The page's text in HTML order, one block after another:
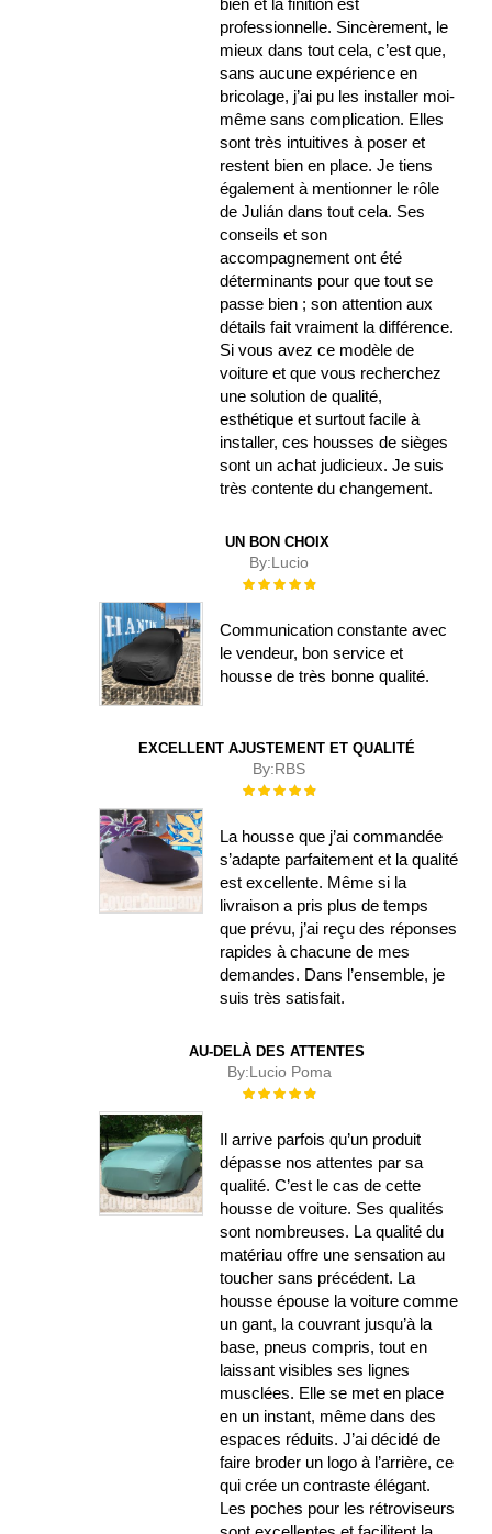
bien et la finition est
professionnelle. Sincèrement, le
mieux dans tout cela, c’est que,
sans aucune expérience en
bricolage, j’ai pu les installer moi-
même sans complication. Elles
sont très intuitives à poser et
restent bien en place. Je tiens
également à mentionner le rôle
de Julián dans tout cela. Ses
conseils et son
accompagnement ont été
déterminants pour que tout se
passe bien ; son attention aux
détails fait vraiment la différence.
Si vous avez ce modèle de
voiture et que vous recherchez
une solution de qualité,
esthétique et surtout facile à
installer, ces housses de sièges
sont un achat judicieux. Je suis
très contente du changement.
UN BON CHOIX
By:Lucio
Évaluation :
Communication constante avec
le vendeur, bon service et
housse de très bonne qualité.
EXCELLENT AJUSTEMENT ET QUALITÉ
By:RBS
Évaluation :
La housse que j’ai commandée
s’adapte parfaitement et la qualité
est excellente. Même si la
livraison a pris plus de temps
que prévu, j’ai reçu des réponses
rapides à chacune de mes
demandes. Dans l’ensemble, je
suis très satisfait.
AU-DELÀ DES ATTENTES
By:Lucio Poma
Évaluation :
Il arrive parfois qu’un produit
dépasse nos attentes par sa
qualité. C’est le cas de cette
housse de voiture. Ses qualités
sont nombreuses. La qualité du
matériau offre une sensation au
toucher sans précédent. La
housse épouse la voiture comme
un gant, la couvrant jusqu’à la
base, pneus compris, tout en
laissant visibles ses lignes
musclées. Elle se met en place
en un instant, même dans des
espaces réduits. J’ai décidé de
faire broder un logo à l’arrière, ce
qui crée un contraste élégant.
Les poches pour les rétroviseurs